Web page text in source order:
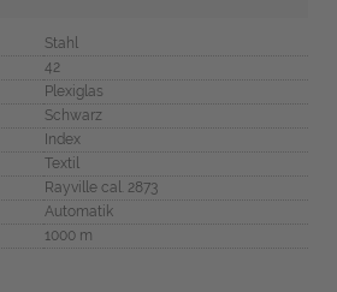
Stahl
42
Plexiglas
Schwarz
Index
Textil
Rayville cal. 2873
Automatik
1000 m